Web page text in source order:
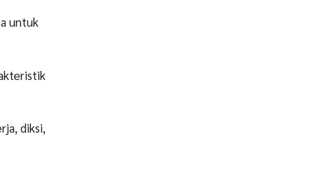
untuk
diksi,